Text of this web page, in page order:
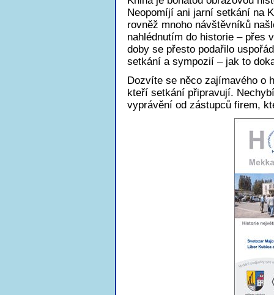
Neopomíjí ani jarní setkání na
rovněž mnoho návštěvníků
nahlédnutím do historie – přes
doby se přesto podařilo
setkání a sympozií – jak to
Dozvíte se něco zajímavého o
kteří setkání připravují.
vyprávění od zástupců firem,